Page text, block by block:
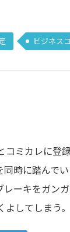
ビジネス
コミカレに
時に踏んで
ーキをガン
よしてしまう